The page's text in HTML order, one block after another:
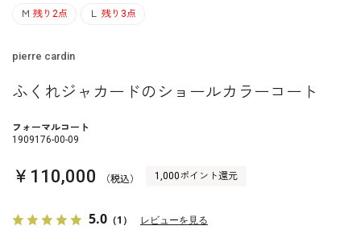
Ｍ 残り2点 Ｌ 残り3点
pierre cardin
ふくれジャカードのショールカラーコート
フォーマルコート
1909176-00-09
￥110,000 （税込） 1,000ポイント還元
5.0 （1） レビューを見る